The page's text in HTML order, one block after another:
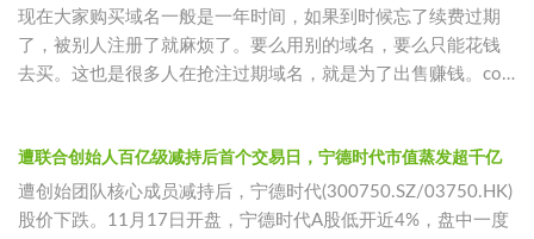
现在大家购买域名一般是一年时间，如果到时候忘了续费过期
了，被别人注册了就麻烦了。要么用别的域名，要么只能花钱
去买。这也是很多人在抢注过期域名，就是为了出售赚钱。com
遭联合创始人百亿级减持后首个交易日，宁德时代市值蒸发超千亿
遭创始团队核心成员减持后，宁德时代(300750.SZ/03750.HK)
股价下跌。11月17日开盘，宁德时代A股低开近4%，盘中一度